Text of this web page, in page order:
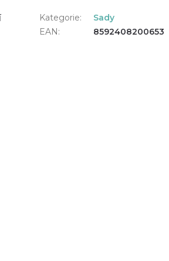
Kategorie:
Sady
EAN: 8592408200653